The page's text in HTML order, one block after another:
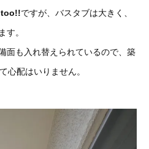
ですが、バスタブは大きく、
す。
面も入れ替えられているので、築
心配はいりません。